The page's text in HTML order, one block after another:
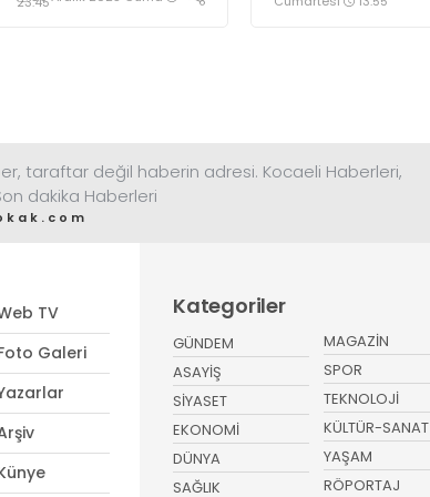
taraftar değil haberin adresi. Kocaeli Haberleri,
dakika Haberleri
TV
Galeri
Kategoriler
GÜNDEM
ASAYİŞ
SİYASET
EKONOMİ
DÜNYA
SAĞLIK
MAGAZİN
SPOR
TEKNOLOJİ
KÜLTÜR-SANAT
YAŞAM
RÖPORTAJ